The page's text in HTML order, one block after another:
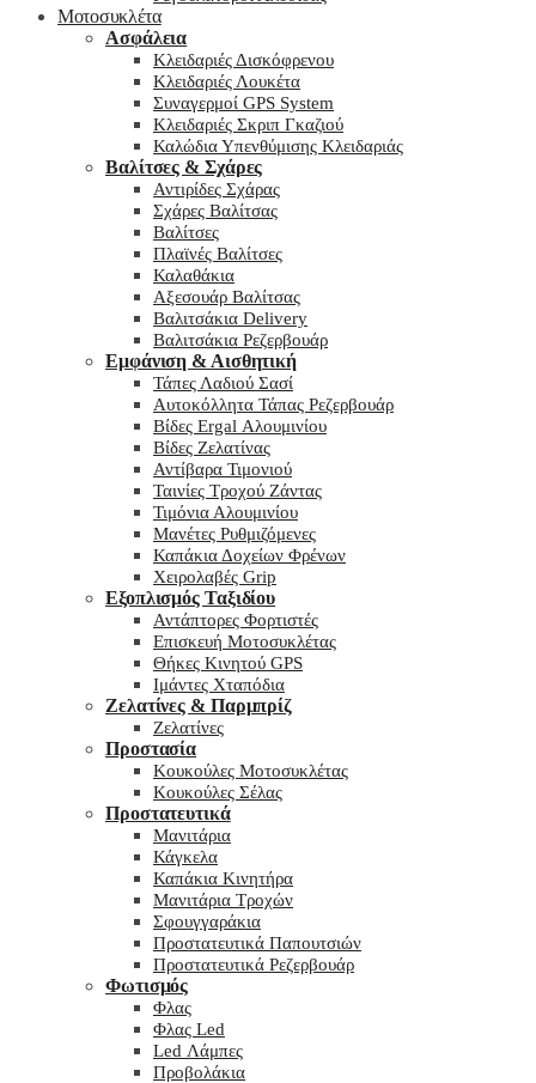
Μοτοσυκλέτα
Ασφάλεια
Κλειδαριές Δισκόφρενου
Κλειδαριές Λουκέτα
Συναγερμοί GPS System
Κλειδαριές Σκριπ Γκαζιού
Καλώδια Υπενθύμισης Κλειδαριάς
Βαλίτσες & Σχάρες
Αντιρίδες Σχάρας
Σχάρες Βαλίτσας
Βαλίτσες
Πλαϊνές Βαλίτσες
Καλαθάκια
Αξεσουάρ Βαλίτσας
Βαλιτσάκια Delivery
Βαλιτσάκια Ρεζερβουάρ
Εμφάνιση & Αισθητική
Τάπες Λαδιού Σασί
Αυτοκόλλητα Τάπας Ρεζερβουάρ
Βίδες Ergal Αλουμινίου
Βίδες Ζελατίνας
Αντίβαρα Τιμονιού
Ταινίες Τροχού Ζάντας
Τιμόνια Αλουμινίου
Μανέτες Ρυθμιζόμενες
Καπάκια Δοχείων Φρένων
Χειρολαβές Grip
Εξοπλισμός Ταξιδίου
Αντάπτορες Φορτιστές
Επισκευή Μοτοσυκλέτας
Θήκες Κινητού GPS
Ιμάντες Χταπόδια
Ζελατίνες & Παρμπρίζ
Ζελατίνες
Προστασία
Κουκούλες Μοτοσυκλέτας
Κουκούλες Σέλας
Προστατευτικά
Μανιτάρια
Κάγκελα
Καπάκια Κινητήρα
Μανιτάρια Τροχών
Σφουγγαράκια
Προστατευτικά Παπουτσιών
Προστατευτικά Ρεζερβουάρ
Φωτισμός
Φλας
Φλας Led
Led Λάμπες
Προβολάκια